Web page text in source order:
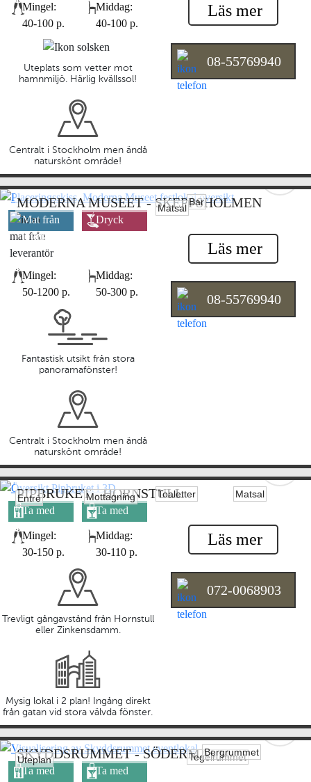
Mingel:
40-100 p.
Middag:
40-100 p.
Uteplats som vetter mot
hamnmiljö. Härlig kvällssol!
Centralt i Stockholm men ändå
naturskönt område!
Läs mer
08-55769940
MODERNA MUSEET - SKEPPSHOLMEN
Bar
Matsal
Mat från
leverantör
Dryck
Mingel:
50-1200 p.
Middag:
50-300 p.
Fantastisk utsikt från stora
panoramafönster!
Centralt i Stockholm men ändå
naturskönt område!
Läs mer
08-55769940
PIPBRUKET - HORNSTULL
Entré Mottagning Toaletter Matsal
Ta med
Ta med
Mingel:
30-150 p.
Middag:
30-110 p.
Trevligt gångavstånd från Hornstull
eller Zinkensdamm.
Mysig lokal i 2 plan! Ingång direkt
från gatan vid stora välvda fönster.
Läs mer
072-0068903
SKYDDSRUMMET - SÖDERMALM
Tegelrummet
Bergrummet
Uteplan
Ta med
Ta med